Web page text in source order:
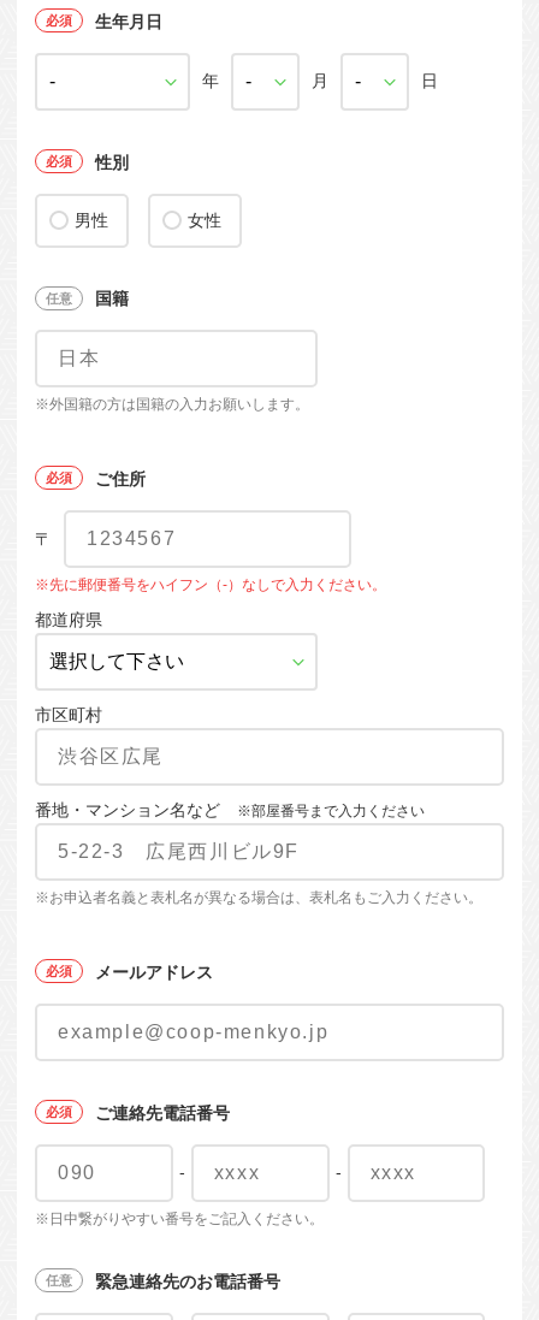
生年月日
年 月 日
性別
男性 女性
国籍
※外国籍の方は国籍の入力お願いします。
ご住所
〒
※先に郵便番号をハイフン（-）なしで入力ください。
都道府県
市区町村
番地・マンション名など ※部屋番号まで入力ください
※お申込者名義と表札名が異なる場合は、表札名もご入力ください。
メールアドレス
ご連絡先電話番号
- -
※日中繋がりやすい番号をご記入ください。
緊急連絡先のお電話番号